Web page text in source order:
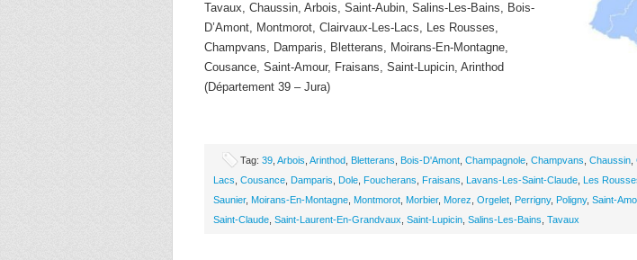
Tavaux, Chaussin, Arbois, Saint-Aubin, Salins-Les-Bains, Bois-
D’Amont, Montmorot, Clairvaux-Les-Lacs, Les Rousses,
Champvans, Damparis, Bletterans, Moirans-En-Montagne,
Cousance, Saint-Amour, Fraisans, Saint-Lupicin, Arinthod
(Département 39 – Jura)
Tag: 39 Arbois Arinthod Bletterans Bois-D'Amont Champagnole Champvans Chaussin
Lacs Cousance Damparis Dole Foucherans Fraisans Lavans-Les-Saint-Claude Les
Saunier, Moirans-En-Montagne Montmorot Morbier, Morez Orgelet Perrigny, Poligny, Saint-
Saint-Claude Saint-Laurent-En-Grandvaux Saint-Lupicin Salins-Les-Bains Tavaux